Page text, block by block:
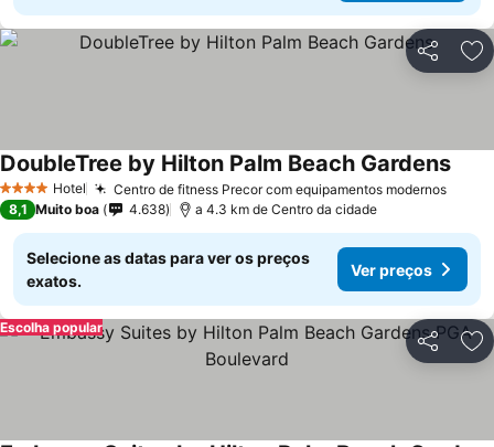
Partilhar
4 EstrelasHotel Centro de fitness Precor com equipamentos modernos
DoubleTree by Hilton Palm Beach Gardens
8,1 Muito boa 4.638 a 4.3 km de Centro da cidade
Selecione as datas para ver os preços
exatos.
Ver preços
Partilhar
Escolha popular